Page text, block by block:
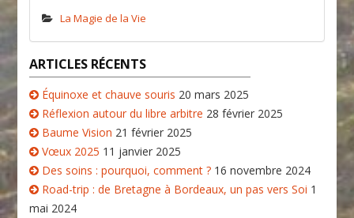
La Magie de la Vie
ARTICLES RÉCENTS
Équinoxe et chauve souris 20 mars 2025
Réflexion autour du libre arbitre 28 février 2025
Baume Vision 21 février 2025
Vœux 2025 11 janvier 2025
Des soins : pourquoi, comment ? 16 novembre 2024
Road-trip : de Bretagne à Bordeaux, un pas vers Soi 1
mai 2024